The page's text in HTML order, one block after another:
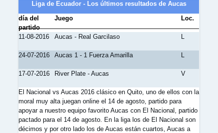
Liga de Ecuador - Los últimos resultados de Aucas
día del
partido
Juego Loc.
11-08-2016 Aucas - Real Garcilaso L
24-07-2016 Aucas 1 - 1 Fuerza Amarilla L
17-07-2016 River Plate - Aucas V
El Nacional vs Aucas 2016 clásico en Quito, uno de ellos con la
moral muy alta juegan online el 14 de agosto, partido para
apoyar a nuestro equipo favorito Aucas con El Nacional, partido
pactado para el 14 de agosto. En la liga los de El Nacional son
décimos y por otro lado los de Aucas están cuartos, Aucas a